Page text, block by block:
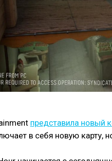
представила новый
в себя новую карту,